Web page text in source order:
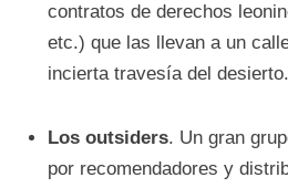
contratos de derechos
etc.) que las llevan a un
incierta travesía del desierto.
Los outsiders. Un gran
por recomendadores y